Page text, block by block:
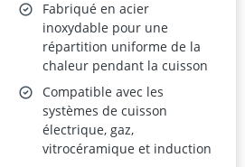
Fabriqué en acier
inoxydable pour une
répartition uniforme de la
chaleur pendant la cuisson
Compatible avec les
systèmes de cuisson
électrique, gaz,
vitrocéramique et induction